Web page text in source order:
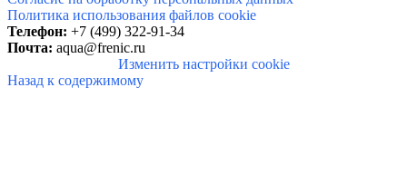
Политика использования файлов cookie
Телефон: +7 (499) 322-91-34
Почта: aqua@frenic.ru
Изменить настройки cookie
Назад к содержимому